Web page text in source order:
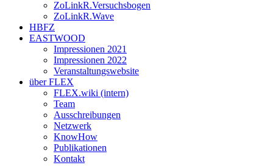
ZoLinkR.Versuchsbogen
ZoLinkR.Wave
HBFZ
EASTWOOD
Impressionen 2021
Impressionen 2022
Veranstaltungswebsite
über FLEX
FLEX.wiki (intern)
Team
Ausschreibungen
Netzwerk
KnowHow
Publikationen
Kontakt